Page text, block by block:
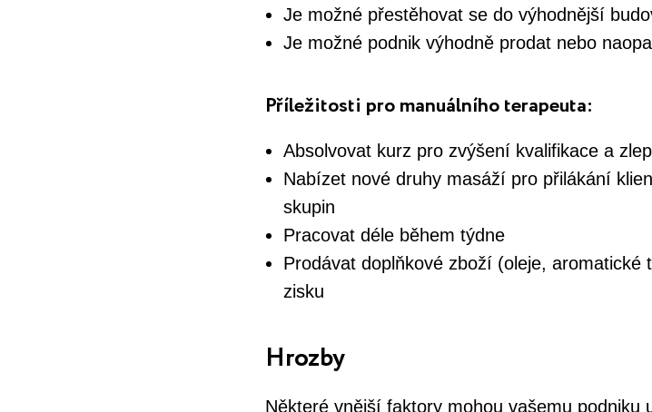
Je možné přestěhovat se do výhodnější
Je možné podnik výhodně prodat nebo
Příležitosti pro manuálního terapeuta:
Absolvovat kurz pro zvýšení kvalifikace a
Nabízet nové druhy masáží pro přilákání
skupin
Pracovat déle během týdne
Prodávat doplňkové zboží (oleje,
zisku
Hrozby
Některé vnější faktory mohou vašemu podniku